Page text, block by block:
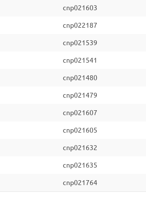
cnp021603
cnp022187
cnp021539
cnp021541
cnp021480
cnp021479
cnp021607
cnp021605
cnp021632
cnp021635
cnp021764